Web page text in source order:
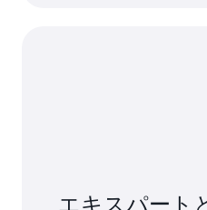
エキスパート